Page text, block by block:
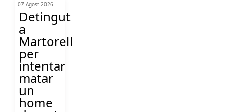
07 Agost 2026
Detingut
a
Martorell
per
intentar
matar
un
home